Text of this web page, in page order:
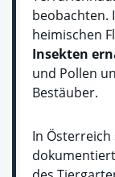
beobachten.
heimischen
Insekten
und Pollen
Bestäuber.
In